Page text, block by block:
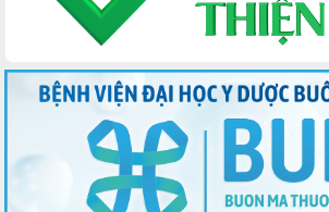
UBND tỉnh Đắk Lắk tổng kết công tác
quốc phòng, quân sự địa phương năm
Tập trung triển khai quyết liệt, đồng bộ
các giải pháp nhằm thực hiện hiệu quả
các nhiệm vụ đề ra năm 2025
Phát huy vai trò của người có uy tín
trong phòng chống tảo hôn và hôn
nhân cận huyết thống